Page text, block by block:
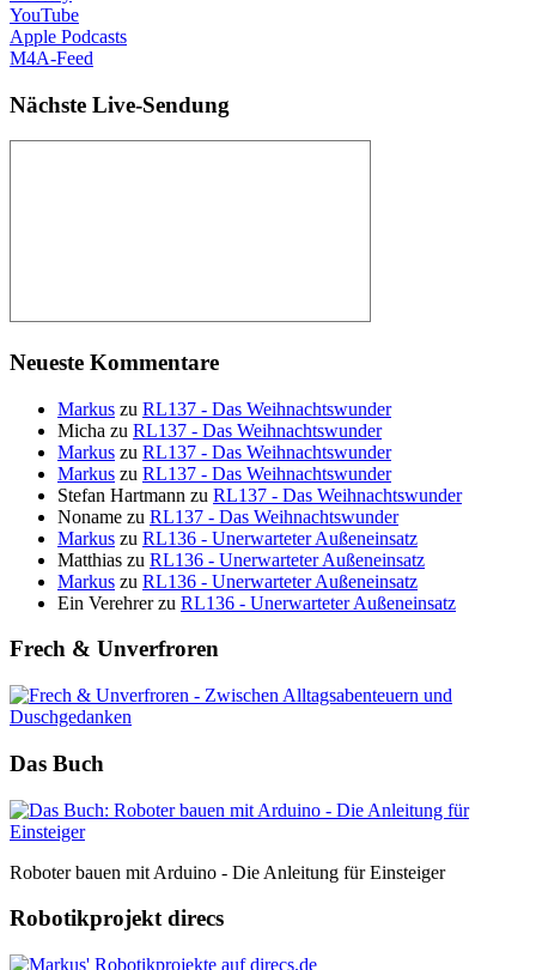
YouTube
Apple Podcasts
M4A-Feed
Nächste Live-Sendung
Neueste Kommentare
Markus zu RL137 - Das Weihnachtswunder
Micha zu RL137 - Das Weihnachtswunder
Markus zu RL137 - Das Weihnachtswunder
Markus zu RL137 - Das Weihnachtswunder
Stefan Hartmann zu RL137 - Das Weihnachtswunder
Noname zu RL137 - Das Weihnachtswunder
Markus zu RL136 - Unerwarteter Außeneinsatz
Matthias zu RL136 - Unerwarteter Außeneinsatz
Markus zu RL136 - Unerwarteter Außeneinsatz
Ein Verehrerzu RL136 - Unerwarteter Außeneinsatz
Frech & Unverfroren
Das Buch
Roboter bauen mit Arduino - Die Anleitung für Einsteiger
Robotikprojekt direcs